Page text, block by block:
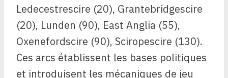
Ledecestrescire (20), Grantebridgescire
(20), Lunden (90), East Anglia (55),
Oxenefordscire (90), Sciropescire (130).
Ces arcs établissent les bases politiques
et introduisent les mécaniques de jeu